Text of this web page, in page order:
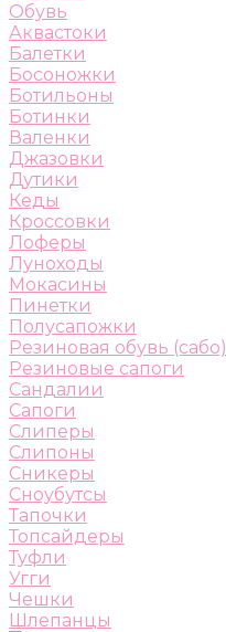
Обувь
Аквастоки
Балетки
Босоножки
Ботильоны
Ботинки
Валенки
Джазовки
Дутики
Кеды
Кроссовки
Лоферы
Луноходы
Мокасины
Пинетки
Полусапожки
Резиновая обувь (сабо)
Резиновые сапоги
Сандалии
Сапоги
Слиперы
Слипоны
Сникеры
Сноубутсы
Тапочки
Топсайдеры
Туфли
Угги
Чешки
Шлепанцы